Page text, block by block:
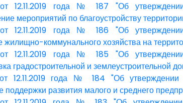
12.11.2019 года № 187 "Об утверждении
мероприятий по благоустройству
12.11.2019 года № 186 "Об утверждении
жилищно-коммунального хозяйства на
12.11.2019 года № 185 "Об утверждении
градостроительной и землеустроительной
12.11.2019 года № 184 "Об утверждении
развития малого и среднего